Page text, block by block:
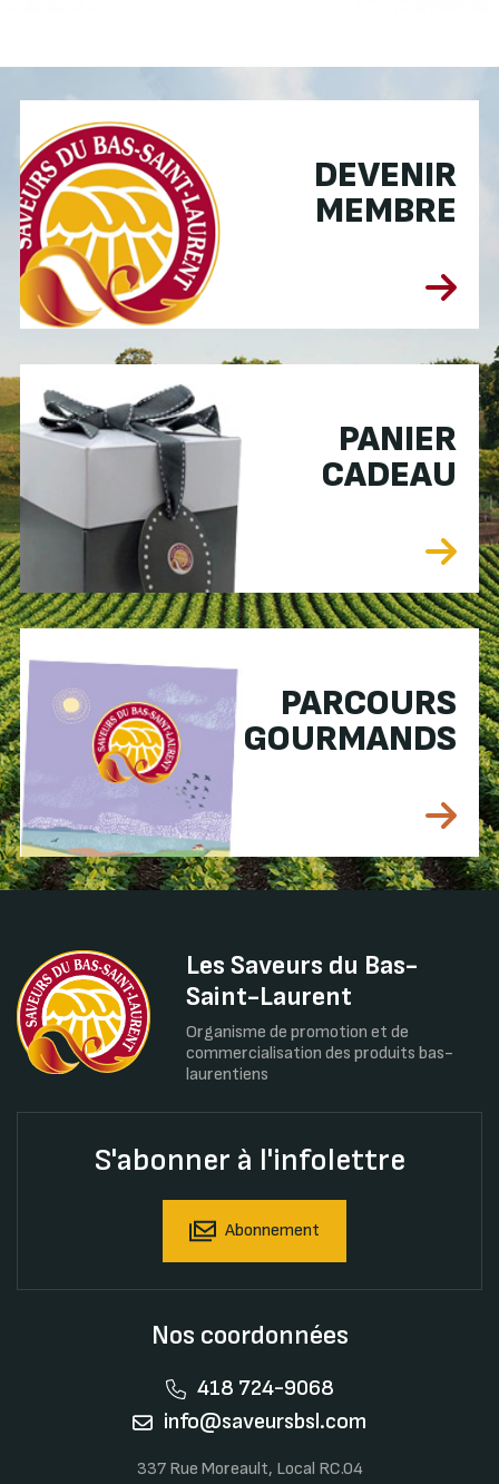
DEVENIR
MEMBRE
PANIER
CADEAU
PARCOURS
GOURMANDS
Les Saveurs du Bas-
Saint-Laurent
Organisme de promotion et de
commercialisation des produits bas-
laurentiens
S'abonner à l'infolettre
Abonnement
Nos coordonnées
418 724-9068
info@saveursbsl.com
337 Rue Moreault, Local RC.04